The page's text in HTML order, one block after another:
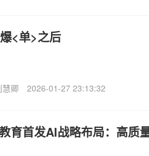
<单>之后
慧卿 2026-01-27 23:13:32
育首发AI战略布局：高质